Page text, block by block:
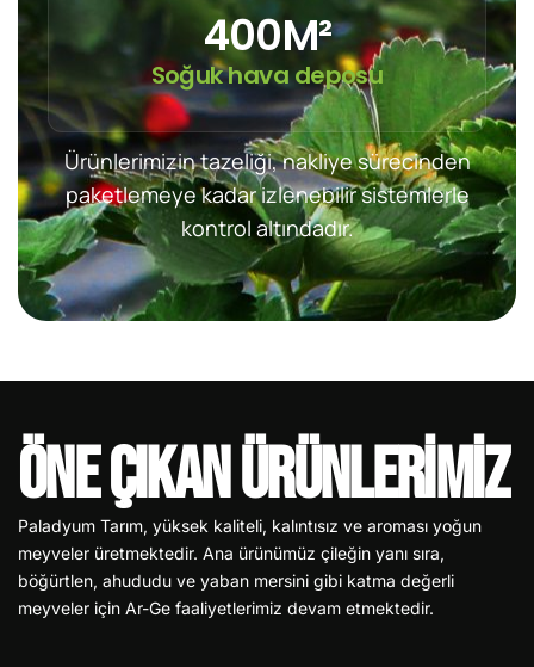
Soğuk hava deposu
400M²
Ürünlerimizin tazeliği, nakliye sürecinden
paketlemeye kadar izlenebilir sistemlerle
kontrol altındadır.
Öne Çıkan Ürünlerimiz
Paladyum Tarım, yüksek kaliteli, kalıntısız ve aroması yoğun
meyveler üretmektedir. Ana ürünümüz çileğin yanı sıra,
böğürtlen, ahududu ve yaban mersini gibi katma değerli
meyveler için Ar-Ge faaliyetlerimiz devam etmektedir.